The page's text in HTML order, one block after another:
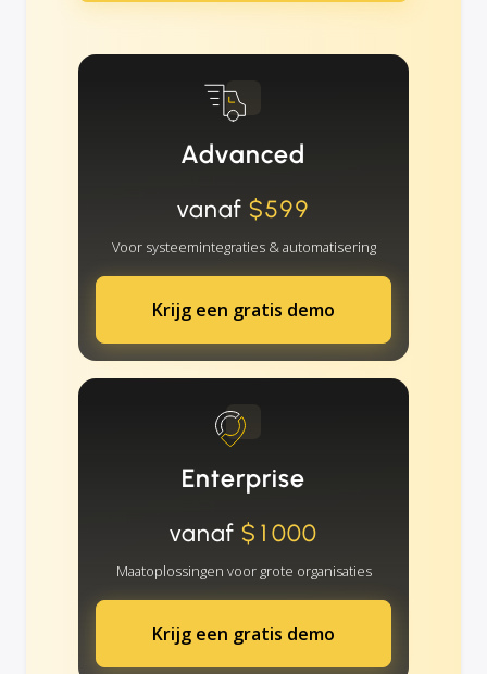
Advanced
vanaf $599
Voor systeemintegraties & automatisering
Krijg een gratis demo
Enterprise
vanaf $1000
Maatoplossingen voor grote organisaties
Krijg een gratis demo